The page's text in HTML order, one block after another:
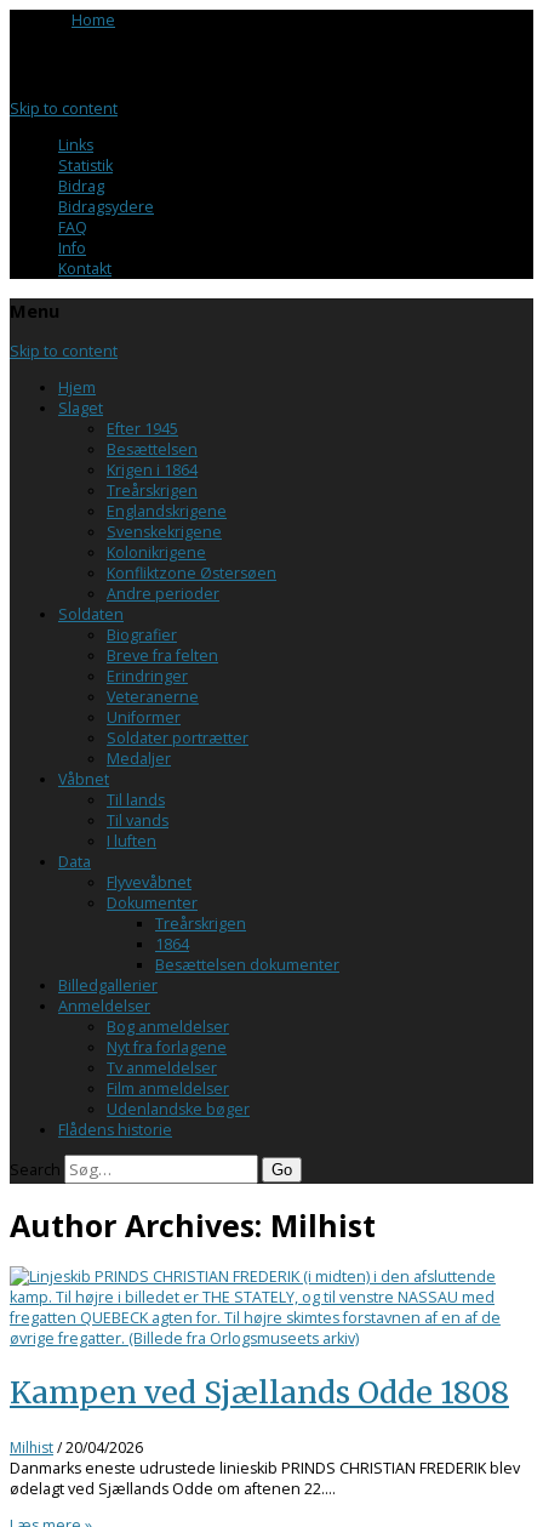
Home
Skip to content
Links
Statistik
Bidrag
Bidragsydere
FAQ
Info
Kontakt
Menu
Skip to content
Hjem
Slaget
Efter 1945
Besættelsen
Krigen i 1864
Treårskrigen
Englandskrigene
Svenskekrigene
Kolonikrigene
Konfliktzone Østersøen
Andre perioder
Soldaten
Biografier
Breve fra felten
Erindringer
Veteranerne
Uniformer
Soldater portrætter
Medaljer
Våbnet
Til lands
Til vands
I luften
Data
Flyvevåbnet
Dokumenter
Treårskrigen
1864
Besættelsen dokumenter
Billedgallerier
Anmeldelser
Bog anmeldelser
Nyt fra forlagene
Tv anmeldelser
Film anmeldelser
Udenlandske bøger
Flådens historie
Search
Author Archives: Milhist
Kampen ved Sjællands Odde 1808
Milhist/20/04/2026
Danmarks eneste udrustede linieskib PRINDS CHRISTIAN FREDERIK blev
ødelagt ved Sjællands Odde om aftenen 22.…